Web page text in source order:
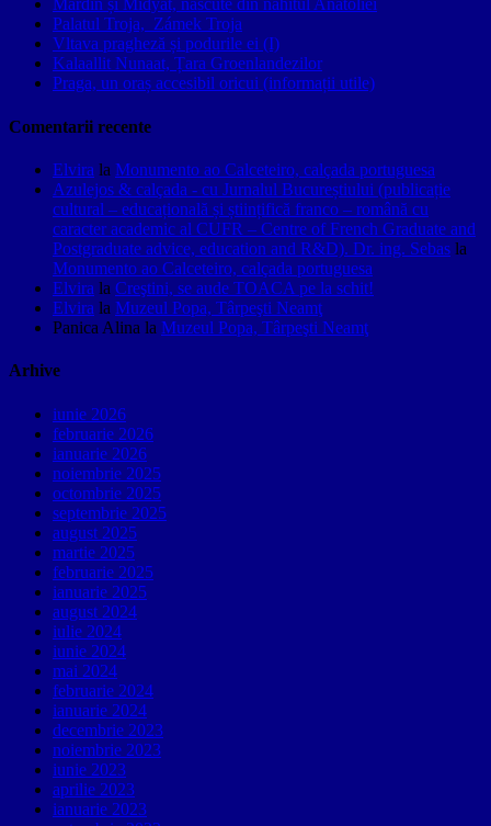
Mardin și Midyat, născute din nahitul Anatoliei
Palatul Troja, Zámek Troja
Vltava pragheză și podurile ei (I)
Kalaallit Nunaat, Țara Groenlandezilor
Praga, un oraș accesibil oricui (informații utile)
Comentarii recente
Elvira la Monumento ao Calceteiro, calçada portuguesa
Azulejos & calçada - cu Jurnalul Bucureștiului (publicație
cultural – educațională și științifică franco – română cu
caracter academic al CUFR – Centre of French Graduate and
Postgraduate advice, education and R&D). Dr. ing. Sebas la
Monumento ao Calceteiro, calçada portuguesa
Elvira la Creştini, se aude TOACA pe la schit!
Elvira la Muzeul Popa, Târpeşti Neamţ
Panica Alina la Muzeul Popa, Târpeşti Neamţ
Arhive
iunie 2026
februarie 2026
ianuarie 2026
noiembrie 2025
octombrie 2025
septembrie 2025
august 2025
martie 2025
februarie 2025
ianuarie 2025
august 2024
iulie 2024
iunie 2024
mai 2024
februarie 2024
ianuarie 2024
decembrie 2023
noiembrie 2023
iunie 2023
aprilie 2023
ianuarie 2023